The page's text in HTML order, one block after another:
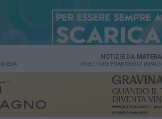
NOTIZIE DA MATERA
DIRETTORE FRANCESCO DIPALO